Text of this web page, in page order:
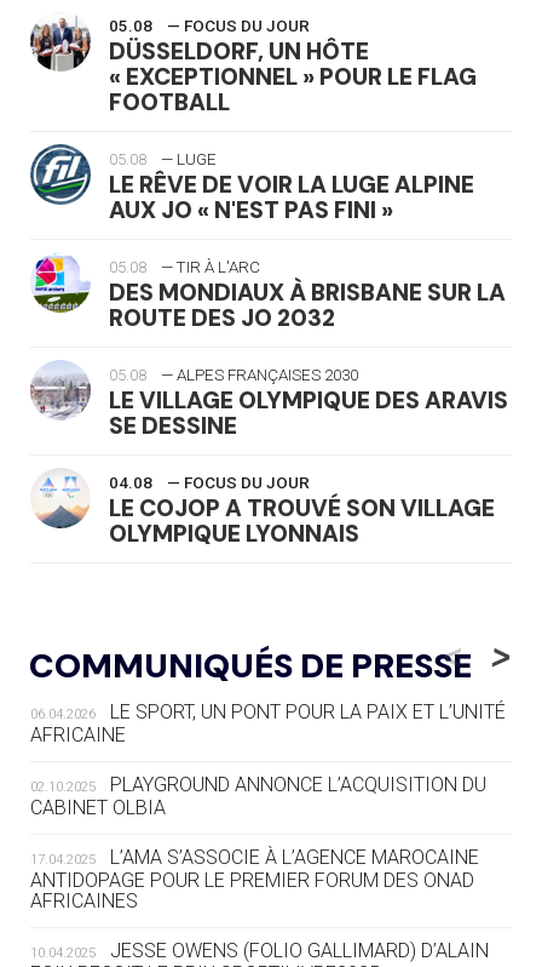
05.08 — FOCUS DU JOUR
DÜSSELDORF, UN HÔTE
« EXCEPTIONNEL » POUR LE FLAG
FOOTBALL
05.08 — LUGE
LE RÊVE DE VOIR LA LUGE ALPINE
AUX JO « N'EST PAS FINI »
05.08 — TIR À L'ARC
DES MONDIAUX À BRISBANE SUR LA
ROUTE DES JO 2032
05.08 — ALPES FRANÇAISES 2030
LE VILLAGE OLYMPIQUE DES ARAVIS
SE DESSINE
04.08 — FOCUS DU JOUR
LE COJOP A TROUVÉ SON VILLAGE
OLYMPIQUE LYONNAIS
« L'ALLEMAGNE PEUT DÉMONTRER
COMMENT ORGANISER DES JO
RESPONSABLES »
04.08
LA FIE LANCE LES GRANDES
MANŒUVRES EN VUE DES JO
04.08 — DAKAR 2026
DES FRESQUES CÉLÈBRENT LES JOJ
03.08 —
COMMUNIQUÉS DE PRESSE
<
06.04.2026
LE SPORT, UN PONT POUR LA PAIX ET L’UNITÉ
AFRICAINE
02.10.2025
PLAYGROUND ANNONCE L’ACQUISITION DU
CABINET OLBIA
17.04.2025
L’AMA S’ASSOCIE À L’AGENCE MAROCAINE
ANTIDOPAGE POUR LE PREMIER FORUM DES ONAD
AFRICAINES
10.04.2025
JESSE OWENS (FOLIO GALLIMARD) D’ALAIN
>